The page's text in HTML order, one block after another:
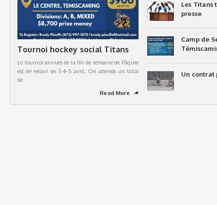
Tournoi hockey social Titans
Le tournoi annuel de la fin de semaine de Pâques
est de retour les 3-4-5 avril. On attends un total
de
Read More
➦
Les Titans
presse
Camp de
Un contrat